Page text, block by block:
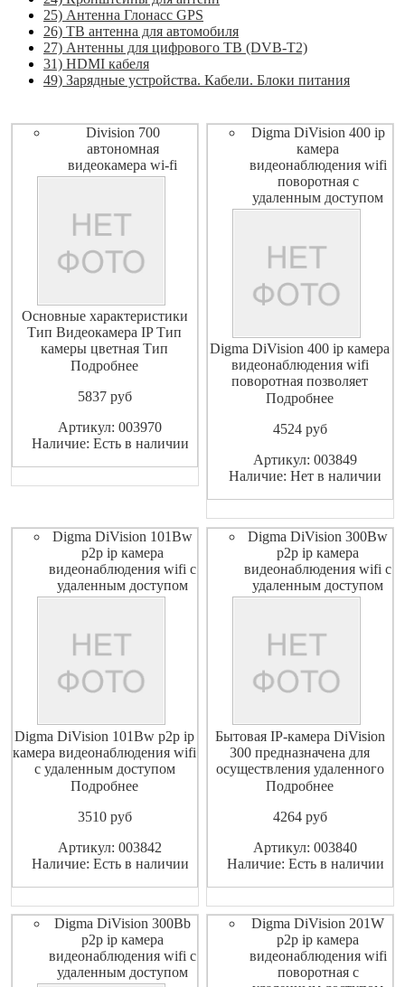
25) Антенна Глонасс GPS
26) ТВ антенна для автомобиля
27) Антенны для цифрового ТВ (DVB-T2)
31) HDMI кабеля
49) Зарядные устройства. Кабели. Блоки питания
Division 700
автономная
видеокамера wi-fi
Основные характеристики
Тип Видеокамера IP Тип
камеры цветная Тип
матрицы CMOS Разрешение
видео 1920x1080
внутренняяуличная
Беспроводная камера ДА
Подробнее
5837pуб
Артикул: 003970
Наличие: Есть в наличии
Digma DiVision 400 ip
камера
видеонаблюдения wifi
поворотная с
удаленным доступом
Digma DiVision 400 ip камера
видеонаблюдения wifi
поворотная позволяет
управлять камерой
мобильное приложение на
DiVision 400 позволит легко
и быстро организовать видео
Подробнее
4524pуб
Артикул: 003849
Наличие: Нет в наличии
Digma DiVision 101Bw
p2p ip камера
видеонаблюдения wifi с
удаленным доступом
Digma DiVision 101Bw p2p ip
камера видеонаблюдения wifi
с удаленным доступом
Основные характеристики
камеры цветная Тип
камеры 1 Мп Разрешение
видео 1280x720 Исполнение
Подробнее
3510pуб
Артикул: 003842
Наличие: Есть в наличии
Digma DiVision 300Bw
p2p ip камера
видеонаблюдения wifi с
удаленным доступом
Бытовая IP-камера DiVision
300 предназначена для
осуществления удаленного
видеонаблюдения внутри
имеет функцию
через сеть Интернет
посредством мобильного
ФУНКЦИИ Контрол
Подробнее
4264pуб
Артикул: 003840
Наличие: Есть в наличии
Digma DiVision 300Bb
p2p ip камера
видеонаблюдения wifi с
удаленным доступом
Digma DiVision 201W
p2p ip камера
видеонаблюдения wifi
поворотная с